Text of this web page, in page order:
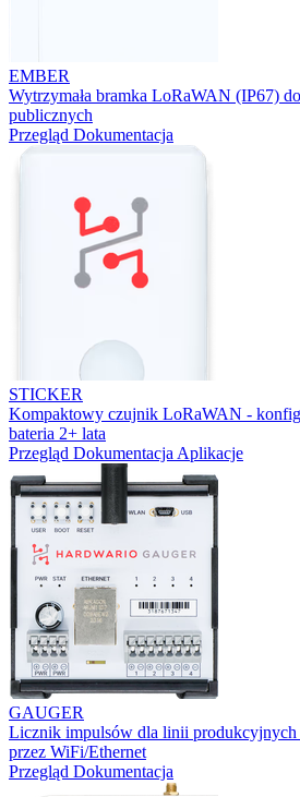
EMBER
Wytrzymała bramka LoRaWAN (IP67)
publicznych
Przegląd Dokumentacja
STICKER
Kompaktowy czujnik LoRaWAN -
bateria 2+ lata
Przegląd Dokumentacja Aplikacje
GAUGER
Licznik impulsów dla linii
przez WiFi/Ethernet
Przegląd Dokumentacja